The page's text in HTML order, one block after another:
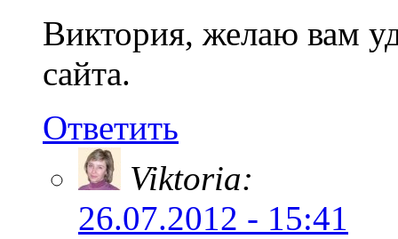
Виктория, желаю вам
сайта.
Ответить
Viktoria:
26.07.2012 - 15:41